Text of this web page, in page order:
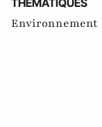
THEMATIQUES
Environnement